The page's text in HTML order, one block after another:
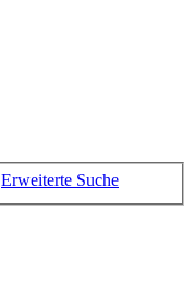
Erweiterte Suche